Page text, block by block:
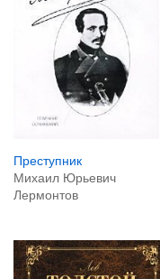
Преступник
Михаил Юрьевич
Лермонтов